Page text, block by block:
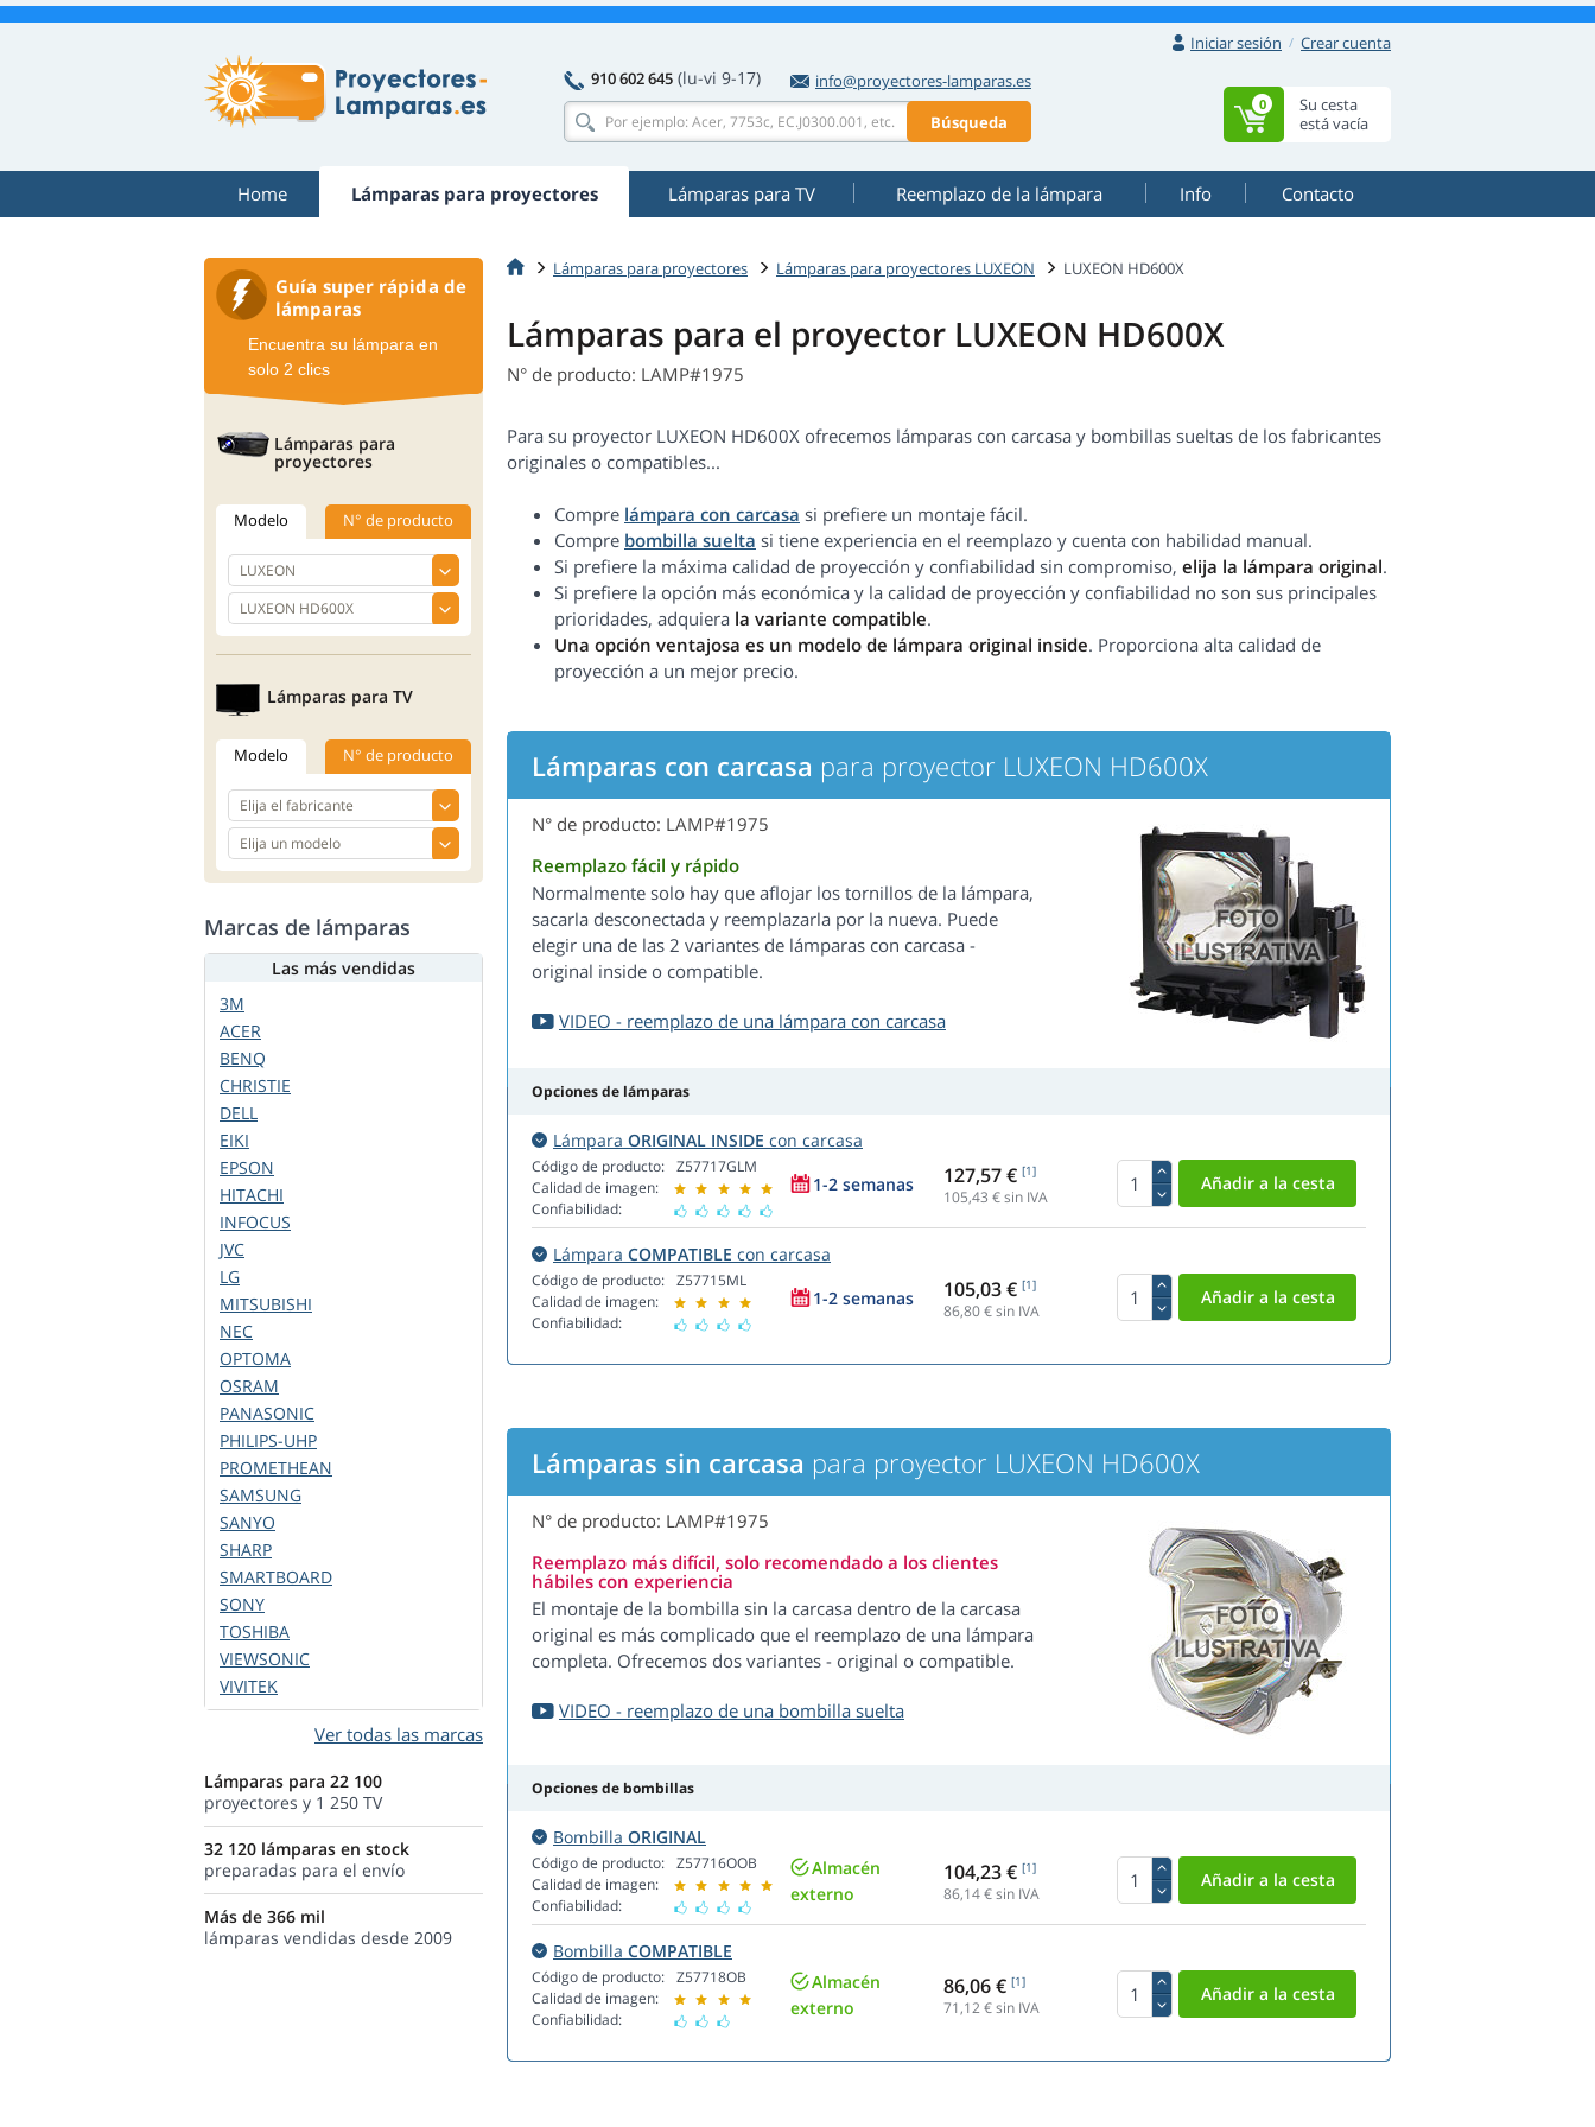
Iniciar sesión
Crear cuenta
910 602 645 (lu-vi 9-17)
info@proyectores-lamparas.es
Búsqueda
Su cesta
está vacía
0
Home Lámparas para proyectores Lámparas para TV Reemplazo de la lámpara Info Contacto
Lámparas para proyectores Lámparas para proyectores LUXEON LUXEON HD600X
Lámparas para el proyector LUXEON HD600X
N° de producto: LAMP#1975
Para su proyector LUXEON HD600X ofrecemos lámparas con carcasa y bombillas sueltas de los fabricantes
originales o compatibles...
Compre lámpara con carcasa si prefiere un montaje fácil.
Compre bombilla suelta si tiene experiencia en el reemplazo y cuenta con habilidad manual.
Si prefiere la máxima calidad de proyección y confiabilidad sin compromiso, elija la lámpara original.
Si prefiere la opción más económica y la calidad de proyección y confiabilidad no son sus principales
prioridades, adquiera la variante compatible.
Una opción ventajosa es un modelo de lámpara original inside. Proporciona alta calidad de
proyección a un mejor precio.
Lámparas con carcasa para proyector LUXEON HD600X
N° de producto: LAMP#1975
Reemplazo fácil y rápido
Normalmente solo hay que aflojar los tornillos de la lámpara,
sacarla desconectada y reemplazarla por la nueva. Puede
elegir una de las 2 variantes de lámparas con carcasa -
original inside o compatible.
VIDEO - reemplazo de una lámpara con carcasa
Opciones de lámparas
Lámpara ORIGINAL INSIDE con carcasa
Código de producto:
Calidad de imagen:
Confiabilidad:
Z57717GLM
1-2 semanas 127,57 € [1]
105,43 € sin IVA
Lámpara COMPATIBLE con carcasa
Código de producto:
Calidad de imagen:
Confiabilidad:
Z57715ML
1-2 semanas 105,03 € [1]
86,80€ sin IVA
Lámparas sin carcasa para proyector LUXEON HD600X
N° de producto: LAMP#1975
Reemplazo más difícil, solo recomendado a los clientes
hábiles con experiencia
El montaje de la bombilla sin la carcasa dentro de la carcasa
original es más complicado que el reemplazo de una lámpara
completa. Ofrecemos dos variantes - original o compatible.
VIDEO - reemplazo de una bombilla suelta
Opciones de bombillas
Bombilla ORIGINAL
Código de producto:
Calidad de imagen:
Confiabilidad:
Z57716OOB
Almacén
externo
104,23 € [1]
86,14€ sin IVA
Bombilla COMPATIBLE
Código de producto:
Calidad de imagen:
Confiabilidad:
Z57718OB
Almacén
externo
86,06 € [1]
71,12€ sin IVA
Guía super rápida de
lámparas
Encuentra su lámpara en
solo 2 clics
Lámparas para
proyectores
Modelo N° de producto
Lámparas para TV
Modelo N° de producto
Marcas de lámparas
Las más vendidas
3M
ACER
BENQ
CHRISTIE
DELL
EIKI
EPSON
HITACHI
INFOCUS
JVC
LG
MITSUBISHI
NEC
OPTOMA
OSRAM
PANASONIC
PHILIPS-UHP
PROMETHEAN
SAMSUNG
SANYO
SHARP
SMARTBOARD
SONY
TOSHIBA
VIEWSONIC
VIVITEK
Ver todas las marcas
Lámparas para 22 100
proyectores y 1 250 TV
32 120 lámparas en stock
preparadas para el envío
Más de 366 mil
lámparas vendidas desde 2009